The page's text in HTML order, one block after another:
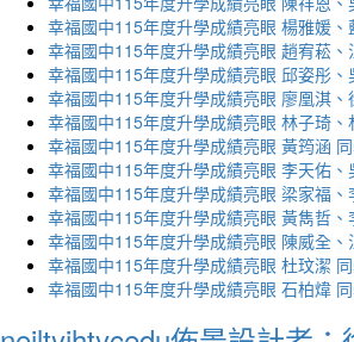
幸福國中115年度升學成績亮眼 楊雅媛
幸福國中115年度升學成績亮眼 趙宥菘
幸福國中115年度升學成績亮眼 邱姿彤
幸福國中115年度升學成績亮眼 廖凰淇
幸福國中115年度升學成績亮眼 林子琦
幸福國中115年度升學成績亮眼 黃筠涵
幸福國中115年度升學成績亮眼 李天佑
幸福國中115年度升學成績亮眼 梁家福
幸福國中115年度升學成績亮眼 黃雋哲
幸福國中115年度升學成績亮眼 陳威全
幸福國中115年度升學成績亮眼 杜玟潔
幸福國中115年度升學成績亮眼 石柏煒